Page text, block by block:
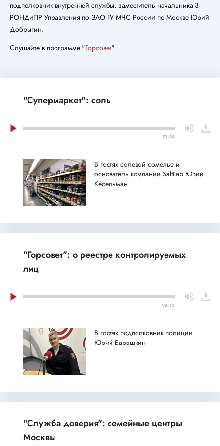
подполковник внутренней службы, заместитель начальника 3
РОНДиПР Управления по ЗАО ГУ МЧС России по Москве Юрий
Добрыгин.
Слушайте в программе "Горсовет".
"Супермаркет": соль
51:38
В гостях солевой сомелье и
основатель компании SaltLab Юрий
Кесельман
"Горсовет": о реестре контролируемых
лиц
24:13
В гостях подполковник полиции
Юрий Барашкин
"Служба доверия": семейные центры
Москвы